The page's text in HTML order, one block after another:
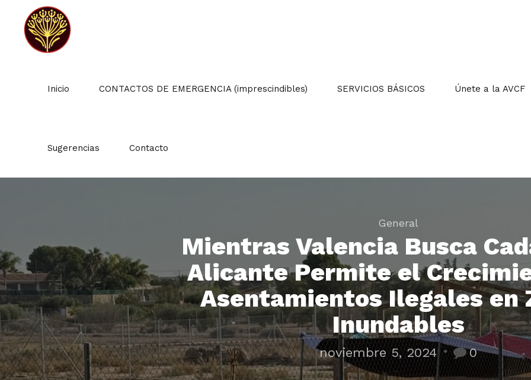
Inicio CONTACTOS DE EMERGENCIA (imprescindibles) SERVICIOS BÁSICOS Únete a la AVCF
Sugerencias Contacto
General
Mientras Valencia Busca
Alicante Permite el
Asentamientos Ilegales en
Inundables
noviembre 5, 2024 0